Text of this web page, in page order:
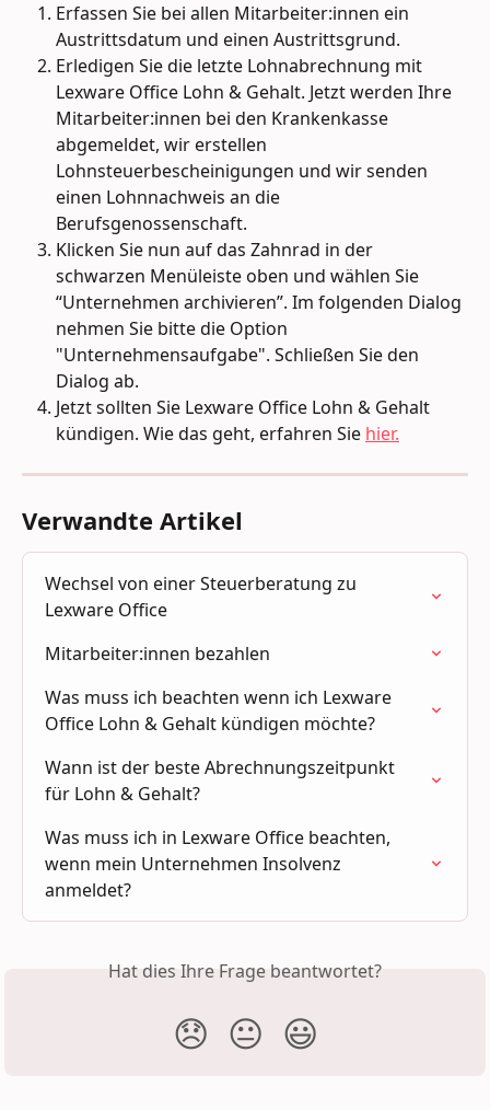
Erfassen Sie bei allen Mitarbeiter:innen ein
Austrittsdatum und einen Austrittsgrund.
Erledigen Sie die letzte Lohnabrechnung mit
Lexware Office Lohn & Gehalt. Jetzt werden Ihre
Mitarbeiter:innen bei den Krankenkasse
abgemeldet, wir erstellen
Lohnsteuerbescheinigungen und wir senden
einen Lohnnachweis an die
Berufsgenossenschaft.
Klicken Sie nun auf das Zahnrad in der
schwarzen Menüleiste oben und wählen Sie
“Unternehmen archivieren”. Im folgenden Dialog
nehmen Sie bitte die Option
"Unternehmensaufgabe". Schließen Sie den
Dialog ab.
Jetzt sollten Sie Lexware Office Lohn & Gehalt
kündigen. Wie das geht, erfahren Sie hier.
Verwandte Artikel
Wechsel von einer Steuerberatung zu
Lexware Office
Mitarbeiter:innen bezahlen
Was muss ich beachten wenn ich Lexware
Office Lohn & Gehalt kündigen möchte?
Wann ist der beste Abrechnungszeitpunkt
für Lohn & Gehalt?
Was muss ich in Lexware Office beachten,
wenn mein Unternehmen Insolvenz
anmeldet?
Hat dies Ihre Frage beantwortet?
😞 😐 😃